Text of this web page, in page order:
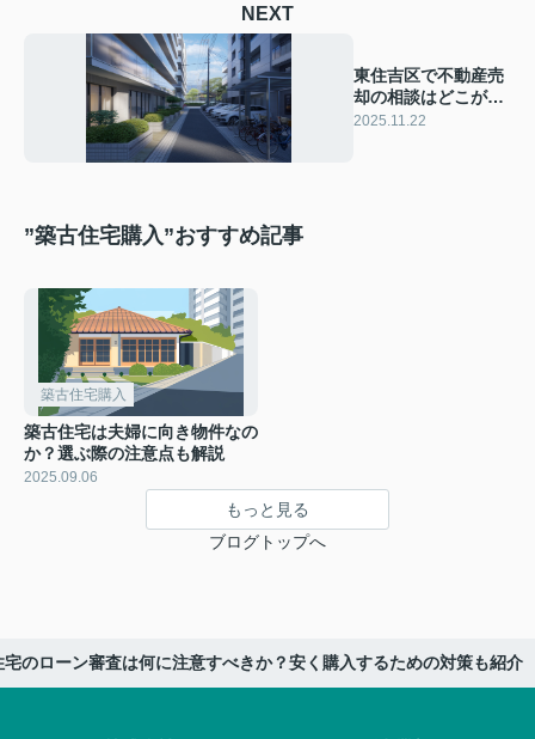
NEXT
東住吉区で不動産売
却の相談はどこが安
心？初めてでも分か
2025.11.22
”築古住宅購入”おすすめ記事
築古住宅購入
築古住宅は夫婦に向き物件なの
か？選ぶ際の注意点も解説
2025.09.06
もっと見る
ブログトップへ
宅のローン審査は何に注意すべきか？安く購入するための対策も紹介